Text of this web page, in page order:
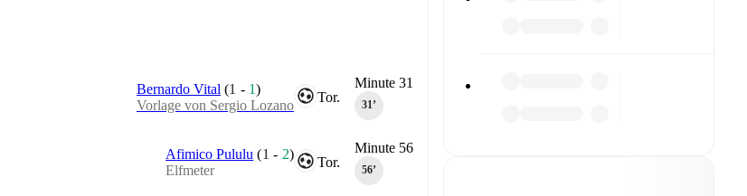
Minute 31
31‎’‎
Tor.
Bernardo Vital (1 - 1)
Vorlage von Sergio Lozano
Minute 56
56‎’‎
Tor.
Afimico Pululu (1 - 2)
Elfmeter